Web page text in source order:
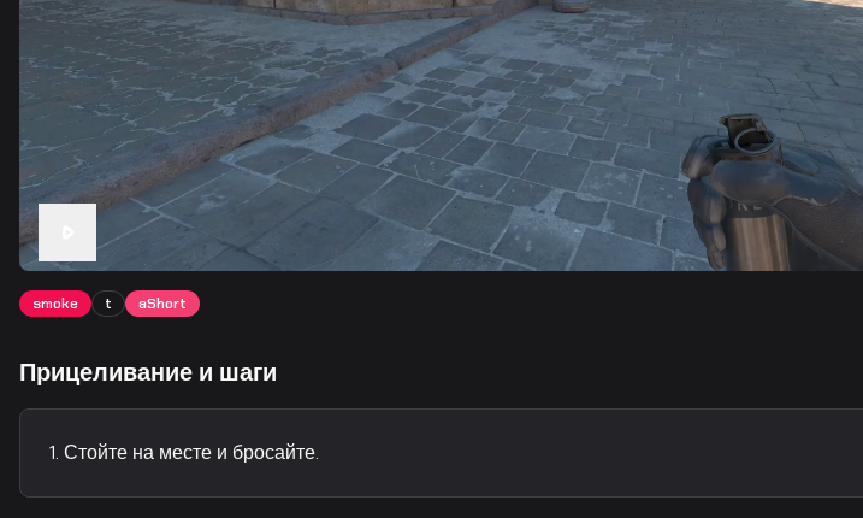
smoke t aShort
Прицеливание и шаги
Стойте на месте и бросайте.